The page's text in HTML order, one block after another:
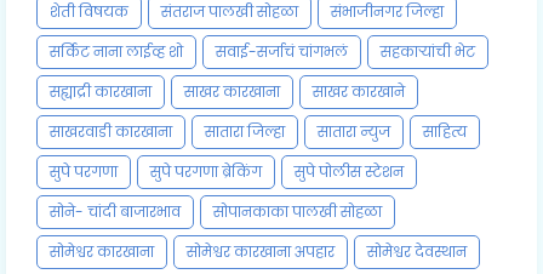
शेती विषयक
संतराज पालखी सोहळा
संभाजीनगर जिल्हा
सर्किट नाना लाईव्ह शो
सवाई-सर्जाचं चांगभलं
सहकाऱ्यांची भेट
सह्याद्री कारखाना
साखर कारखाना
साखर कारखाने
साखरवाडी कारखाना
सातारा जिल्हा सातारा न्युज
साहित्य
सुपे परगणा
सुपे परगणा ब्रेकिंग
सुपे पोलीस स्टेशन
सोने- चांदी बाजारभाव
सोपानकाका पालखी सोहळा
सोमेश्वर कारखाना
सोमेश्वर कारखाना अपहार
सोमेश्वर देवस्थान